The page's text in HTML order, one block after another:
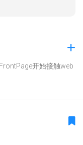
开始接触web